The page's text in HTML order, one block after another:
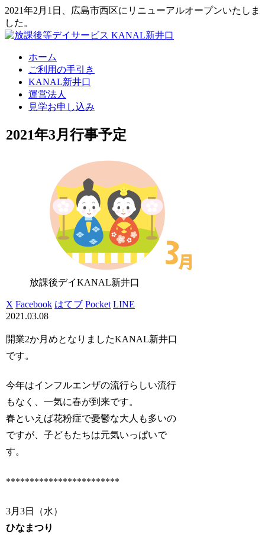
2021年2月1日、広島市西区にリニューアルオープンいたしま
した。
ホーム
ご利用の手引き
KANAL新井口
運営法人
見学お申し込み
2021年3月行事予定
放課後デイKANAL新井口
X Facebook はてブ Pocket LINE
2021.03.08
開業2か月めとなりましたKANAL新井口
です。
今年はインフルエンザの流行らしい流行
もなく、一気に春が到来です。
春といえば花粉症で憂鬱な大人も多いの
ですが、子どもたちは元気いっぱいで
す。
************************
3月3日（水）
ひなまつり